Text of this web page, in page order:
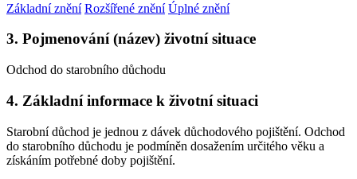
Základní znění Rozšířené znění Úplné znění
3. Pojmenování (název) životní situace
Odchod do starobního důchodu
4. Základní informace k životní situaci
Starobní důchod je jednou z dávek důchodového pojištění. Odchod
do starobního důchodu je podmíněn dosažením určitého věku a
získáním potřebné doby pojištění.